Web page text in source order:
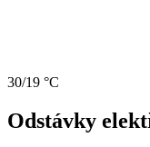
30/19 °C
Odstávky